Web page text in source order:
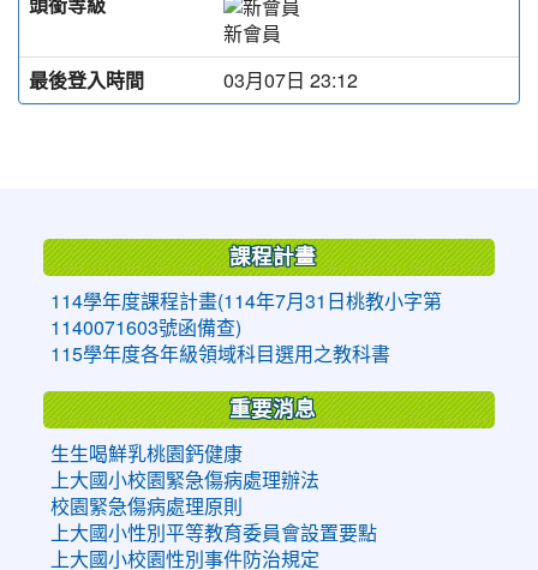
新會員
最後登入時間
03月07日 23:12
課程計畫
114學年度課程計畫(114年7月31日桃教小字第
1140071603號函備查)
115學年度各年級領域科目選用之教科書
重要消息
生生喝鮮乳桃園鈣健康
上大國小校園緊急傷病處理辦法
校園緊急傷病處理原則
上大國小性別平等教育委員會設置要點
上大國小校園性別事件防治規定